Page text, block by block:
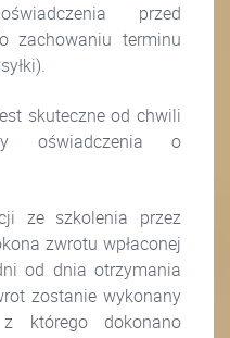
przed
zachowaniu terminu
skuteczne od chwili
oświadczenia o
ze szkolenia przez
zwrotu wpłaconej
od dnia otrzymania
zostanie wykonany
którego dokonano